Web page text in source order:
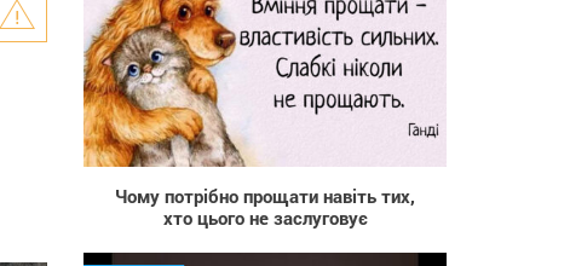
896
Чому потрібно прощати навіть тих,
хто цього не заслуговує